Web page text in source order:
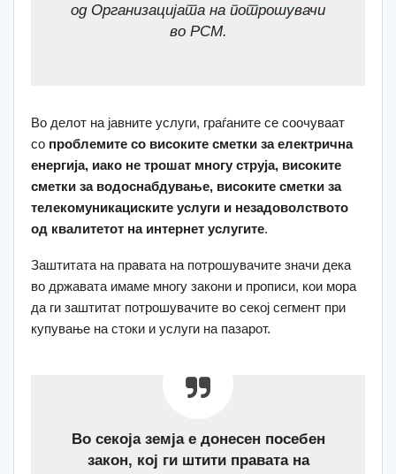
од Организацијата на потрошувачи
во РСМ.
Во делот на јавните услуги, граѓаните се соочуваат
со проблемите со високите сметки за електрична
енергија, иако не трошат многу струја, високите
сметки за водоснабдување, високите сметки за
телекомуникациските услуги и незадоволството
од квалитетот на интернет услугите.
Заштитата на правата на потрошувачите значи дека
во државата имаме многу закони и прописи, кои мора
да ги заштитат потрошувачите во секој сегмент при
купување на стоки и услуги на пазарот.
Во секоја земја е донесен посебен
закон, кој ги штити правата на